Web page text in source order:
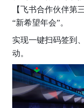
【飞书合作伙伴第
“新希望年会”。
实现一键扫码签到
动。